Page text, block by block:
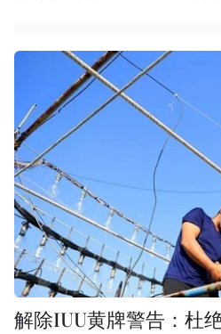
解除IUU黄牌警告：杜